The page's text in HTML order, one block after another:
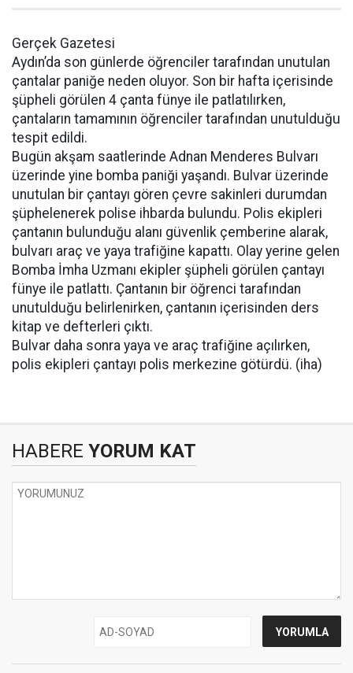
Gerçek Gazetesi
Aydın’da son günlerde öğrenciler tarafından unutulan
çantalar paniğe neden oluyor. Son bir hafta içerisinde
şüpheli görülen 4 çanta fünye ile patlatılırken,
çantaların tamamının öğrenciler tarafından unutulduğu
tespit edildi.
Bugün akşam saatlerinde Adnan Menderes Bulvarı
üzerinde yine bomba paniği yaşandı. Bulvar üzerinde
unutulan bir çantayı gören çevre sakinleri durumdan
şüphelenerek polise ihbarda bulundu. Polis ekipleri
çantanın bulunduğu alanı güvenlik çemberine alarak,
bulvarı araç ve yaya trafiğine kapattı. Olay yerine gelen
Bomba İmha Uzmanı ekipler şüpheli görülen çantayı
fünye ile patlattı. Çantanın bir öğrenci tarafından
unutulduğu belirlenirken, çantanın içerisinden ders
kitap ve defterleri çıktı.
Bulvar daha sonra yaya ve araç trafiğine açılırken,
polis ekipleri çantayı polis merkezine götürdü. (iha)
HABERE YORUM KAT